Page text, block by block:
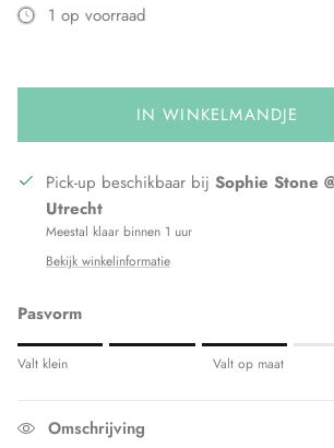
1 op voorraad
IN WINKELMANDJE
Pick-up beschikbaar bij Sophie Stone
Utrecht
Meestal klaar binnen 1 uur
Bekijk winkelinformatie
Pasvorm
Rating of 1 means Valt klein.
The rating of this product for "" is 3.
Valt klein Valt op maat
Omschrijving